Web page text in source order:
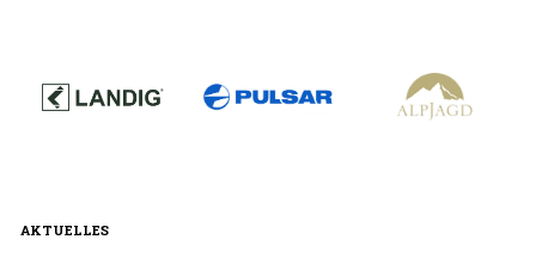
AKTUELLES